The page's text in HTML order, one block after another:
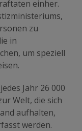
einher.
zu
in
um speziell
Jahr 26 000
Welt, die sich
aufhalten,
werden.